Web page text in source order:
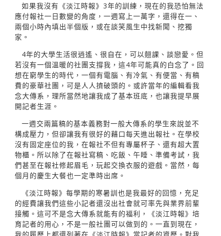
如果我沒有《淡江時報》3年的訓練，現在的我恐怕無法
應付報社一日數變的角度，一週寫上一萬字，還得在一、
兩個小時內填出半個版，或在談笑風生中找新聞、挖獨
家。
4年的大學生活很逍遙、很自在，可以翹課、談戀愛。但
若沒有一個溫暖的社團支撐我，這4年可能真的白念了。回
想在窮學生的時代，一個有電腦、有冷氣、有便當、有稿
費的豪華社團，可是人人擠破頭的。或許當年的編輯看我
念大傳系，理所當然地讓我成了基本班底，也讓我提早展
開記者生涯。
一週交兩篇稿的基本義務對一般大傳系的學生來說並不
構成壓力，但卻讓我有很好的藉口每天進出報社。在學校
沒有固定座位的我，在報社不但有專屬杯子、還有超大置
物櫃。所以除了在報社寫稿、吃飯、午睡、準備考試，我
們甚至在報社修起眉毛，玩起交換衣服的遊戲。當然，每
個月的慶生大餐也一定準時出席。
《淡江時報》每學期的寒暑訓也是我最好的回憶，充足
的經費讓我們這些小記者還沒出社會就可率先與業界前輩
接觸。這可不是念大傳系就能有的福利，《淡江時報》培
育記者的用心，不是一般社團可以做到的。一直到現在，